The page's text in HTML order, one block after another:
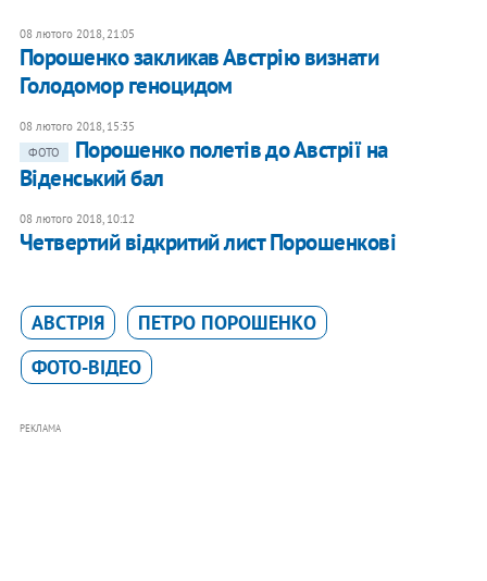
08 лютого 2018, 21:05
Порошенко закликав Австрію визнати
Голодомор геноцидом
08 лютого 2018, 15:35
ФОТО
Порошенко полетів до Австрії на
Віденський бал
08 лютого 2018, 10:12
Четвертий відкритий лист Порошенкові
АВСТРІЯ
ПЕТРО ПОРОШЕНКО
ФОТО-ВІДЕО
РЕКЛАМА